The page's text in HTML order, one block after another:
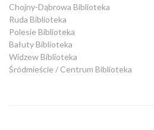
Chojny-Dąbrowa Biblioteka
Ruda Biblioteka
Polesie Biblioteka
Bałuty Biblioteka
Widzew Biblioteka
Śródmieście / Centrum Biblioteka